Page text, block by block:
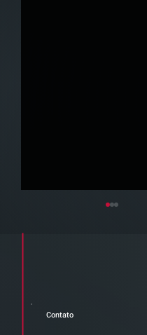
Grupo de Estudos
Contato